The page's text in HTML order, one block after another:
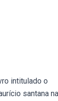
intitulado o
santana na